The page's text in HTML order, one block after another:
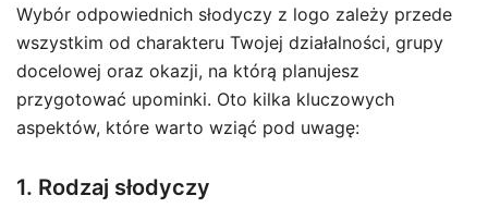
Wybór odpowiednich słodyczy z logo zależy przede
wszystkim od charakteru Twojej działalności, grupy
docelowej oraz okazji, na którą planujesz
przygotować upominki. Oto kilka kluczowych
aspektów, które warto wziąć pod uwagę:
1. Rodzaj słodyczy